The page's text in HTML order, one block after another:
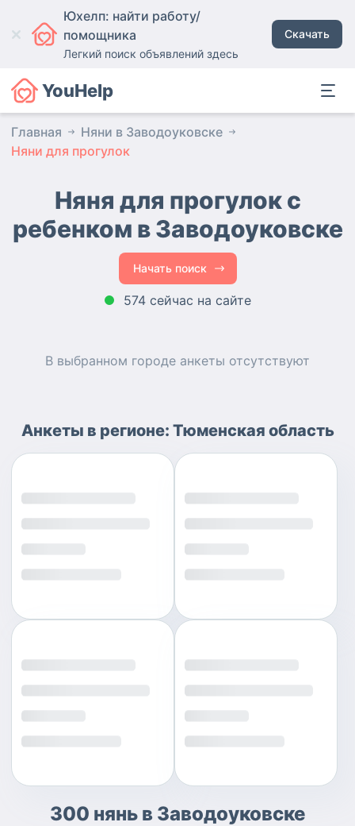
Юхелп: найти работу/
помощника
Легкий поиск объявлений здесь
Скачать
YouHelp
Главная
Няни в Заводоуковске
Няни для прогулок
Няня для прогулок с
ребенком в Заводоуковске
Начать поиск
574 сейчас на сайте
В выбранном городе анкеты отсутствуют
Анкеты в регионе: Тюменская область
300 нянь в Заводоуковске